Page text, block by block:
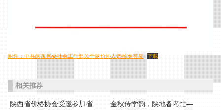
附件：中共陕西省委社会工作部关于陕价协人选核准答复 下载
相关推荐
陕西省价格协会受邀参加省
金秋传学韵，陕地备考忙—